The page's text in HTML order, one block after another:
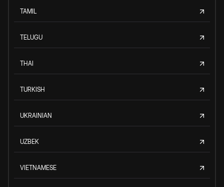
TAMIL
TELUGU
THAI
TURKISH
UKRAINIAN
UZBEK
VIETNAMESE